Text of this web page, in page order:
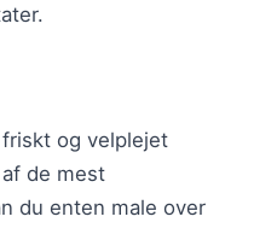
og velplejet
de mest
du enten male over